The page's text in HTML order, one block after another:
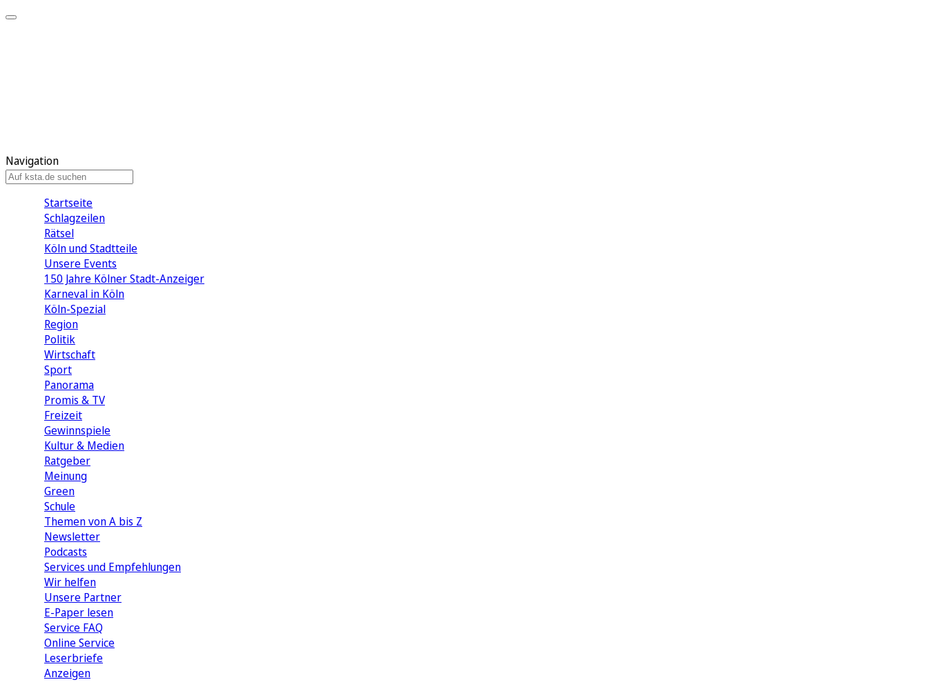
Navigation
Startseite
Schlagzeilen
Rätsel
Köln und Stadtteile
Unsere Events
150 Jahre Kölner Stadt-Anzeiger
Karneval in Köln
Köln-Spezial
Region
Politik
Wirtschaft
Sport
Panorama
Promis & TV
Freizeit
Gewinnspiele
Kultur & Medien
Ratgeber
Meinung
Green
Schule
Themen von A bis Z
Newsletter
Podcasts
Services und Empfehlungen
Wir helfen
Unsere Partner
E-Paper lesen
Service FAQ
Online Service
Leserbriefe
Anzeigen